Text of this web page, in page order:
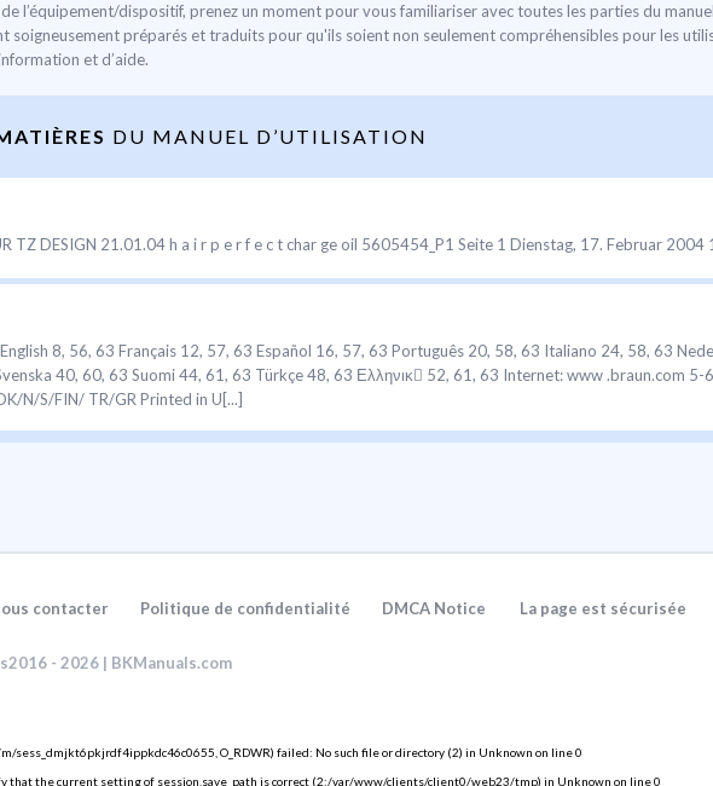
l’équipement/dispositif, prenez un moment pour vous familiariser avec toutes les parties du
soigneusement préparés et traduits pour qu'ils soient non seulement compréhensibles pour les
et d’aide.
DU MANUEL D’UTILISATION
TZ DESIGN 21.01.04 h a i r p e r f e c t char ge oil 5605454_P1 Seite 1 Dienstag, 17. Februar 2004
8, 56, 63 Français 12, 57, 63 Español 16, 57, 63 Português 20, 58, 63 Italiano 24, 58, 63
40, 60, 63 Suomi 44, 61, 63 Türkçe 48, 63 Ελληνικ 52, 61, 63 Internet: www .braun.com
N/S/FIN/ TR/GR Printed in U[...]
Wichtig • Nicht in der Nähe von mit Wasser gefüllten Behältern, z.B. Badewanne, Dusche,
contacter Politique de confidentialité DMCA Notice La page est sécurisée
- 2026 | BKManuals.com
O_RDWR) failed: No such file or directory (2) in Unknown on line0
that the current setting of session.save_path is correct (2;/var/www/clients/client0/web23/tmp) in Unknown on line0